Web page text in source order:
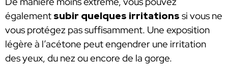
également subir quelques irritations si vous ne
vous protégez pas suffisamment. Une exposition
légère à l’acétone peut engendrer une irritation
des yeux, du nez ou encore de la gorge.